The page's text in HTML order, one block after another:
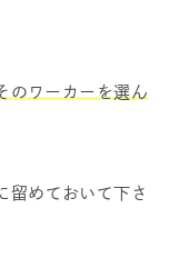
のワーカーを選ん
留めておいて下さ